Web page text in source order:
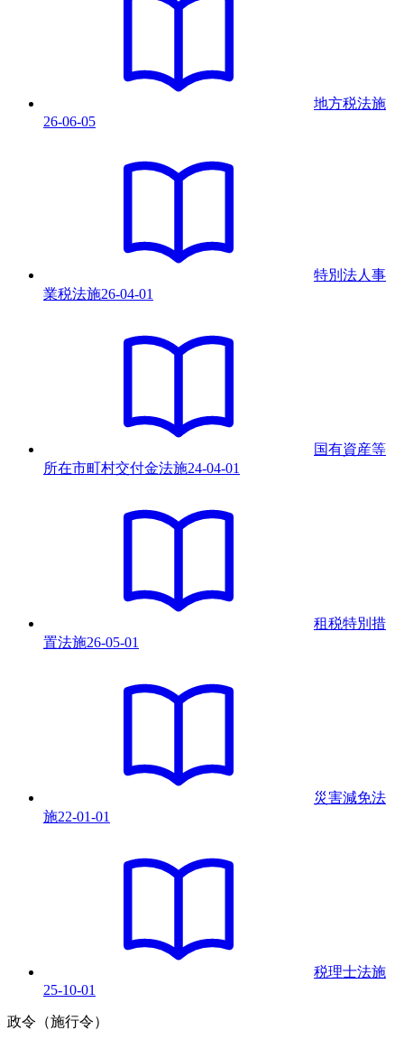
地方税法施
26-06-05
特別法人事
業税法施26-04-01
国有資産等
所在市町村交付金法施24-04-01
租税特別措
置法施26-05-01
災害減免法
施22-01-01
税理士法施
25-10-01
政令（施行令）